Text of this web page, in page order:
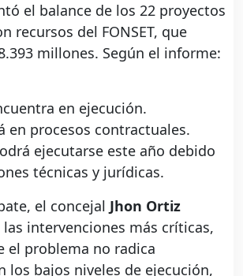
el balance de los 22 proyectos
recursos del FONSET, que
millones. Según el informe:
en ejecución.
en procesos contractuales.
ejecutarse este año debido
técnicas y jurídicas.
el concejal Jhon Ortiz
intervenciones más críticas,
el problema no radica
los bajos niveles de ejecución,